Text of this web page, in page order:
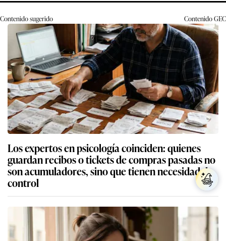
Contenido sugerido ContenidoGEC
Los expertos en psicología coinciden: quienes
guardan recibos o tickets de compras pasadas no
son acumuladores, sino que tienen necesidad de
control